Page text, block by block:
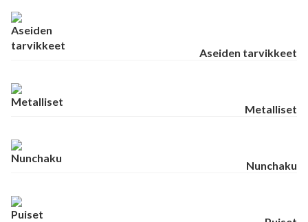
Aseiden tarvikkeet
Metalliset
Nunchaku